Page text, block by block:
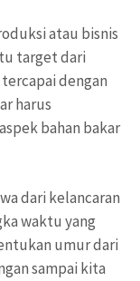
atau bisnis
target dari
dengan
harus
bahan bakar
dari kelancaran
waktu yang
umur dari
sampai kita